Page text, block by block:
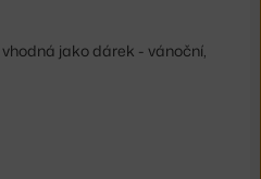
jako dárek - vánoční,